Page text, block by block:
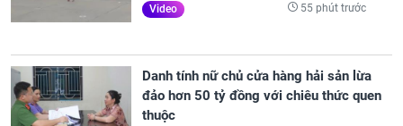
Video 55 phút trước
Danh tính nữ chủ cửa hàng hải sản lừa
đảo hơn 50 tỷ đồng với chiêu thức quen
thuộc